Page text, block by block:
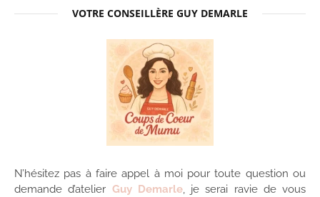
VOTRE CONSEILLÈRE GUY DEMARLE
N’hésitez pas à faire appel à moi pour toute question ou
demande d’atelier Guy Demarle, je serai ravie de vous